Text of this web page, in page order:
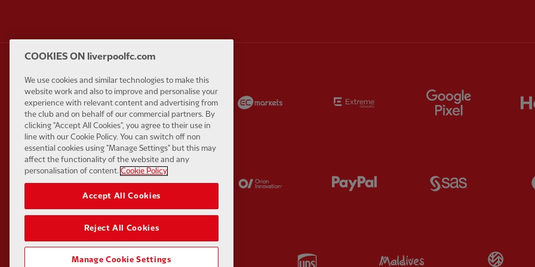
Partner:Carlsberg Partner: EA Sports Extreme Partner:
Partner:Kodansha Orion Partner: Paypal
UPS Visit Maldives
COOKIES ON liverpoolfc.com
We use cookies and similar technologies to make this
website work and also to improve and personalise your
experience with relevant content and advertising from
the club and on behalf of our commercial partners. By
clicking "Accept All Cookies", you agree to their use in
line with our Cookie Policy. You can switch off non
essential cookies using "Manage Settings" but this may
affect the functionality of the website and any
personalisation of content. Cookie Policy
Accept All Cookies
Reject All Cookies
Manage Cookie Settings